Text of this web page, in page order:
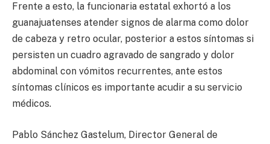
Frente a esto, la funcionaria estatal exhortó a los
guanajuatenses atender signos de alarma como dolor
de cabeza y retro ocular, posterior a estos síntomas si
persisten un cuadro agravado de sangrado y dolor
abdominal con vómitos recurrentes, ante estos
síntomas clínicos es importante acudir a su servicio
médicos.
Pablo Sánchez Gastelum, Director General de